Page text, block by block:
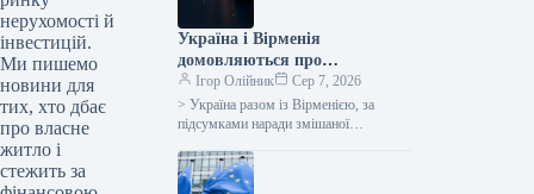
нерухомості й
інвестицій.
Ми пишемо
новини для
тих, хто дбає
про власне
житло і
стежить за
Україна і Вірменія
домовляються про
збільшення кількості дозволів
для міжнародних
автомобільних перевезень на
Ігор Олійник
Сер 7, 2026
> Україна разом із Вірменією, за
підсумками наради змішаної
міжнародних автомобільних
перевезень, прийняли рішення